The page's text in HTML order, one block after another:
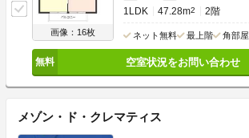
画像：16枚
1LDK 47.28m2 2階
ネット無料 最上階 角部屋
空室状況をお問い合わせ
メゾン・ド・クレマティス